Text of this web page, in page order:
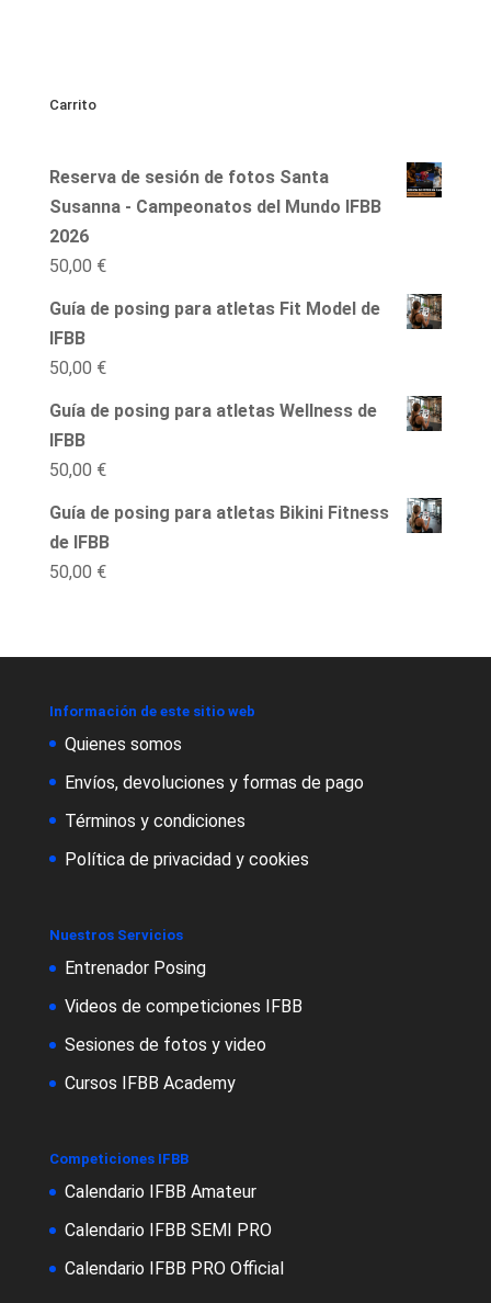
Carrito
Reserva de sesión de fotos Santa
Susanna - Campeonatos del Mundo IFBB
2026
50,00 €
Guía de posing para atletas Fit Model de
IFBB
50,00 €
Guía de posing para atletas Wellness de
IFBB
50,00 €
Guía de posing para atletas Bikini Fitness
de IFBB
50,00 €
Información de este sitio web
Quienes somos
Envíos, devoluciones y formas de pago
Términos y condiciones
Política de privacidad y cookies
Nuestros Servicios
Entrenador Posing
Videos de competiciones IFBB
Sesiones de fotos y video
Cursos IFBB Academy
Competiciones IFBB
Calendario IFBB Amateur
Calendario IFBB SEMI PRO
Calendario IFBB PRO Official